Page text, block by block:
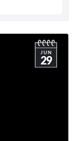
JUN
29